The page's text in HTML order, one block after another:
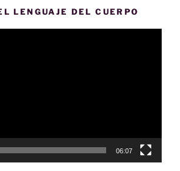
LENGUAJE DEL CUERPO
06:07